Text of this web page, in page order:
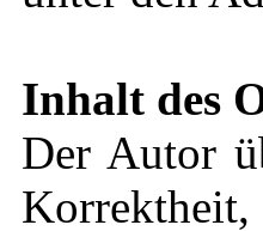
Inhalt des
Der Autor